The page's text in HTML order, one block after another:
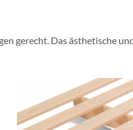
gerecht. Das ästhetische